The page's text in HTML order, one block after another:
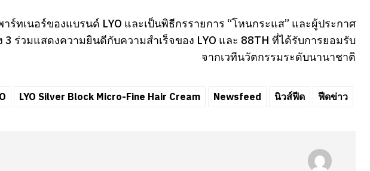
ร์ทเนอร์ของแบรนด์ LYO และเป็นพิธีกรรายการ “โหนกระแส” และผู้ประกาศ
3 ร่วมแสดงความยินดีกับความสำเร็จของ LYO และ 88TH ที่ได้รับการยอมรับ
จากเวทีนวัตกรรมระดับนานาชาติ
LYO Silver Block Micro-Fine Hair Cream Newsfeed นิวส์ฟีด ฟีดข่าว